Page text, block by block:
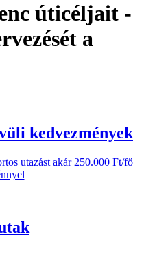
úticéljait -
a
kedvezmények
utazást akár 250.000 Ft/fő